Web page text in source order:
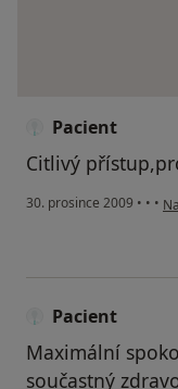
Pacient
Citlivý
30. prosince 2009 • • •
Pacient
Maximální
součastný